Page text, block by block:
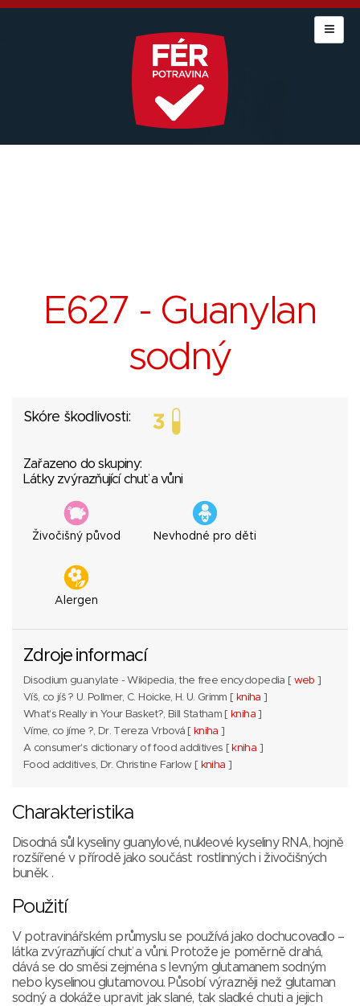
E627 - Guanylan
sodný
Skóre škodlivosti:
Zařazeno do skupiny:
Látky zvýrazňující chuť a vůni
Živočišný původ Nevhodné pro děti
Alergen
Zdroje informací
Disodium guanylate - Wikipedia, the free encyclopedia [ web ]
Víš, co jíš ? U. Pollmer, C. Hoicke, H. U. Grimm [ kniha ]
What's Really in Your Basket?, Bill Statham [ kniha]
Víme, co jíme ?, Dr. Tereza Vrbová [ kniha ]
A consumer's dictionary of food additives [ kniha ]
Food additives, Dr. Christine Farlow [ kniha ]
Charakteristika
Disodná sůl kyseliny guanylové, nukleové kyseliny RNA, hojně
rozšířené v přírodě jako součást rostlinných i živočišných
buněk. .
Použití
V potravinářském průmyslu se používá jako dochucovadlo –
látka zvýrazňující chuť a vůni. Protože je poměrně drahá,
dává se do směsi zejména s levným glutamanem sodným
nebo kyselinou glutamovou. Působí výrazněji než glutaman
sodný a dokáže upravit jak slané, tak sladké chuti a jejich